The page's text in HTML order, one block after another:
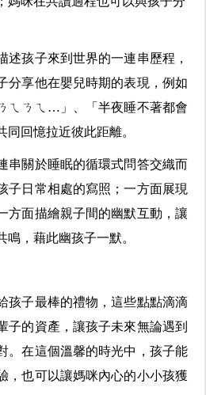
述孩子來到世界的一連串歷程，
分享他在嬰兒時期的表現，例如
ㄟㄋㄟ…」、「半夜睡不著都會
回憶拉近彼此距離。
串關於睡眠的循環式問答交織而
子日常相處的寫照；一方面展現
方面描繪親子間的幽默互動，讓
，藉此幽孩子一默。
孩子最棒的禮物，這些點點滴滴
子的資產，讓孩子未來無論遇到
。在這個溫馨的時光中，孩子能
，也可以讓媽咪內心的小小孩獲